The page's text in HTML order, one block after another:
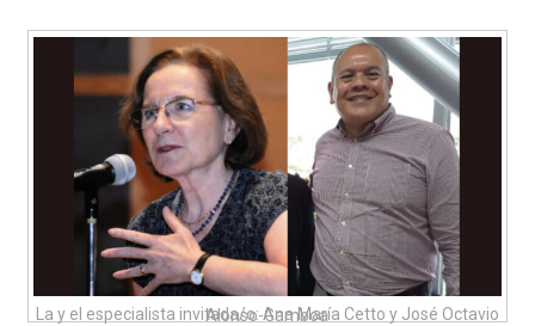
La y el especialista invitada/o: Ana María Cetto y José Octavio Alonso-Gamboa